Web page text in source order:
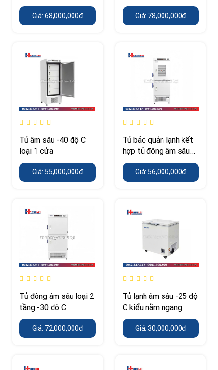
Giá: 68,000,000đ Giá: 78,000,000đ
Tủ âm sâu -40 độ C
loại 1 cửa
Giá: 55,000,000đ
Tủ bảo quản lạnh kết
hợp tủ đông âm sâu
(-40 độ C)
Giá: 56,000,000đ
Tủ đông âm sâu loại 2
tầng -30 độ C
Giá: 72,000,000đ
Tủ lạnh âm sâu -25 độ
C kiểu nằm ngang
Giá: 30,000,000đ